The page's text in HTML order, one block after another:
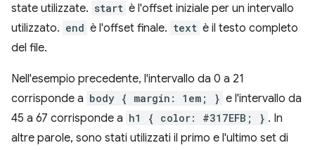
state utilizzate. start è l'offset iniziale per un intervallo
utilizzato. end è l'offset finale. text è il testo completo
del file.
Nell'esempio precedente, l'intervallo da 0 a 21
corrisponde a body { margin: 1em; } e l'intervallo da
45 a 67 corrisponde a h1 { color: #317EFB; } . In
altre parole, sono stati utilizzati il primo e l'ultimo set di